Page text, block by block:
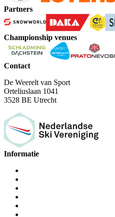
Partners
Championship venues
Contact
De Weerelt van Sport
Orteliuslaan 1041
3528 BE Utrecht
Informatie